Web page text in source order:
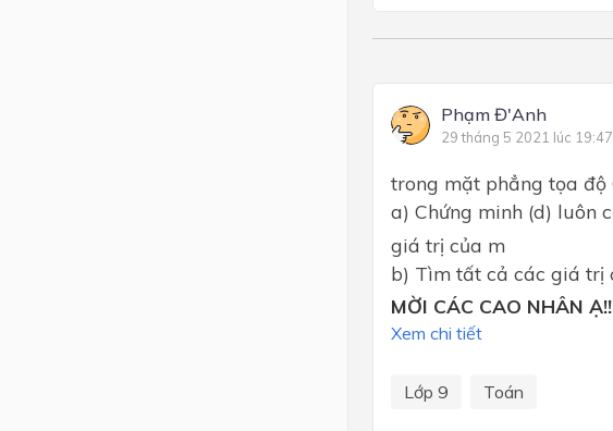
Phạm Đ'Anh
29 tháng 5 2021 lúc 19:47
trong mặt phẳng tọa độ
a) Chứng minh (d) luôn
giá trị của m
b) Tìm tất cả các giá trị
MỜI CÁC CAO NHÂN
Xem chi tiết
Lớp 9 Toán